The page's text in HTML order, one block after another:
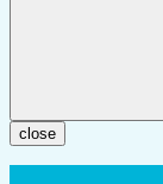
close